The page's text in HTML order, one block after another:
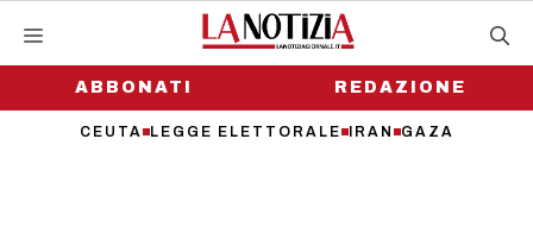
contenutoABBONATI
CEUTA LEGGE ELETTORALE IRAN GAZA
REDAZIONE